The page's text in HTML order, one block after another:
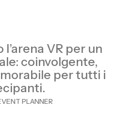
VR per un
coinvolgente,
per tutti i
PLANNER